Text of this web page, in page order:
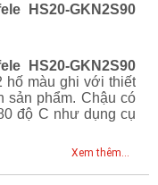
HS20-GKN2S90
HS20-GKN2S90
hố màu ghi với thiết
sản phẩm. Chậu có
độ C như dụng cụ
Xem thêm...